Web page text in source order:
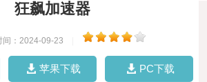
狂飙加速器
间：2024-09-23
苹果下载 PC下载